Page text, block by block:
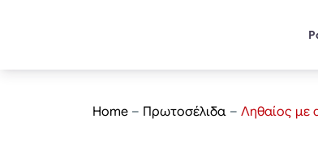
Home – Πρωτοσέλιδα – Ληθαίος με